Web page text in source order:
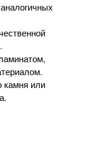
камня или